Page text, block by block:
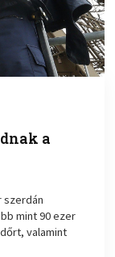
a
szerdán
mint 90 ezer
valamint